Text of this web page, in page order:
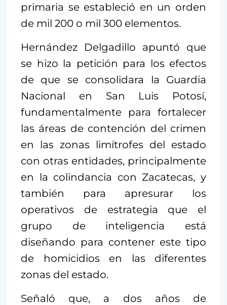
primaria se estableció en un orden
de mil 200 o mil 300 elementos.
Hernández Delgadillo apuntó que
se hizo la petición para los efectos
de que se consolidara la Guardia
Nacional en San Luis Potosí,
fundamentalmente para fortalecer
las áreas de contención del crimen
en las zonas limítrofes del estado
con otras entidades, principalmente
en la colindancia con Zacatecas, y
también para apresurar los
operativos de estrategia que el
grupo de inteligencia está
diseñando para contener este tipo
de homicidios en las diferentes
zonas del estado.
Señaló que, a dos años de